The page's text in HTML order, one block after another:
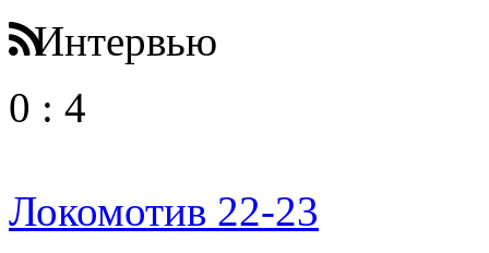
Интервью
0 : 4
Локомотив 22-23